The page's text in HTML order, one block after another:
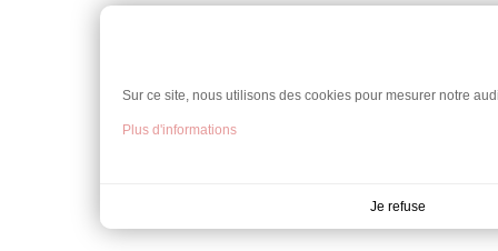
Sur ce site, nous utilisons des cookies pour mesurer notre
Plus d'informations
Je refuse